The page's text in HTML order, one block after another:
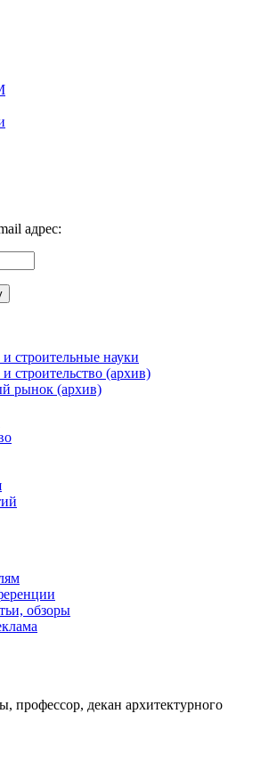
адрес:
строительные науки
строительство (архив)
рынок (архив)
обзоры
профессор, декан архитектурного